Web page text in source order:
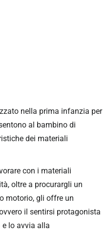
nella prima infanzia per
al bambino di
dei materiali
con i materiali
oltre a procurargli un
motorio, gli offre un
il sentirsi protagonista
e lo avvia alla